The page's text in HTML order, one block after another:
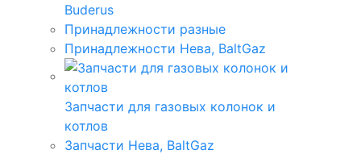
Buderus
Принадлежности разные
Принадлежности Нева, BaltGaz
Запчасти для газовых колонок и
котлов
Запчасти Нева, BaltGaz